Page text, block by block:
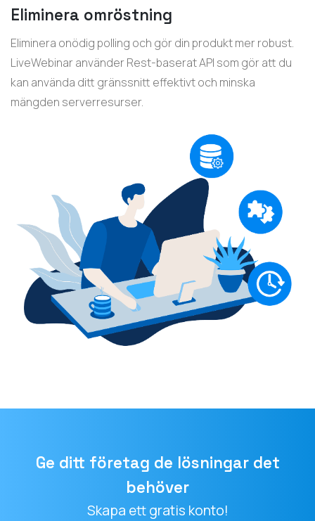
Eliminera omröstning
Eliminera onödig polling och gör din produkt mer robust.
LiveWebinar använder Rest-baserat API som gör att du
kan använda ditt gränssnitt effektivt och minska
mängden serverresurser.
Ge ditt företag de lösningar det
behöver
Skapa ett gratis konto!